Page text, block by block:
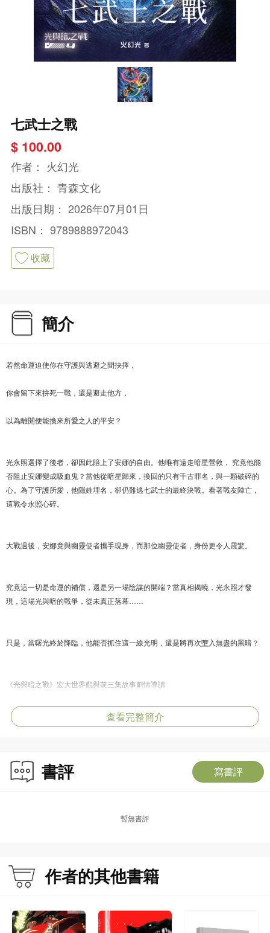
七武士之戰
$ 100.00
作者： 火幻光
出版社： 青森文化
出版日期： 2026年07月01日
ISBN： 9789888972043
收藏
簡介
若然命運迫使你在守護與逃避之間抉擇，
你會留下來拚死一戰，還是避走他方，
以為離開便能換來所愛之人的平安？
光永照選擇了後者，卻因此賠上了安娜的自由。他唯有遠走暗星營救， 究竟他能
否阻止安娜變成吸血鬼？當他從暗星歸來，換回的只有千古罪名，與一顆破碎的
心。為了守護所愛，他隱姓埋名，卻仍難逃七武士的最終決戰。看著戰友陣亡，
這戰令永照心碎。
大戰過後，安娜竟與幽靈使者攜手現身，而那位幽靈使者，身份更令人震驚。
究竟這一切是命運的補償，還是另一場陰謀的開端？當真相揭曉，光永照才發
現，這場光與暗的戰爭，從未真正落幕……
只是，當曙光終於降臨，他能否抓住這一線光明，還是將再次墮入無盡的黑暗？
《光與暗之戰》宏大世界觀與前三集故事劇情導讀
宏大世界觀：七大武士與獨裁魔王：故事建構在多種族並存的浩瀚宇宙中。宇宙
的平衡仰賴掌握水、火、土、寒、雷電、風及光明的「七武士」制衡。然而，宇
第一集：凡人覺醒的救世之路：主角光永照本是患有絕症、背負母親血仇的平凡
第三集：保衛地球的殘酷代價：狼族兵分多路進犯地球八大城市，光永照領軍退
死未卜⋯⋯這也成為了第四集殘酷命運的開端。
查看完整簡介
書評 寫書評
暫無書評
作者的其他書籍